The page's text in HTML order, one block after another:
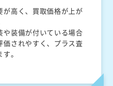
が高く、買取価格が上が
や装備が付いている場合
価されやすく、プラス査
。